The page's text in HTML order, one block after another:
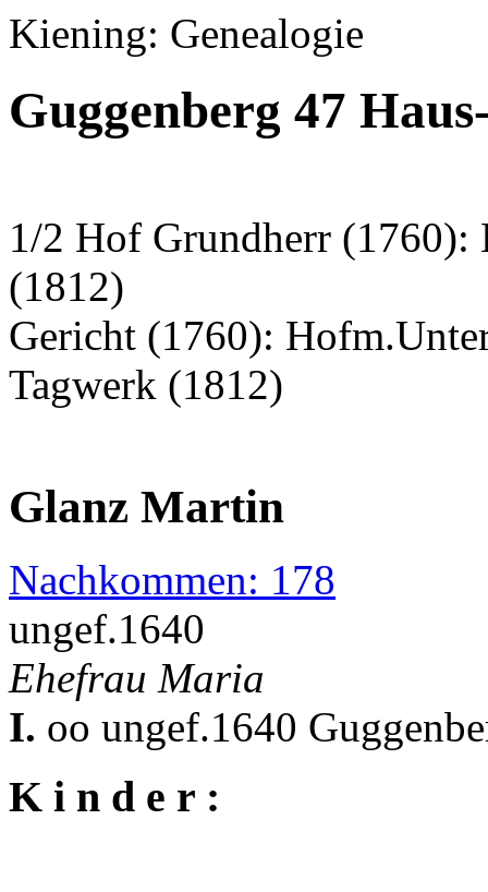
Kiening: Genealogie
Guggenberg 47
1/2 Hof Grundherr (1760):
(1812)
Gericht (1760):
Tagwerk (1812)
Glanz Martin
Nachkommen: 178
ungef.1640
Ehefrau Maria
I. oo ungef.1640
K i n d e r :